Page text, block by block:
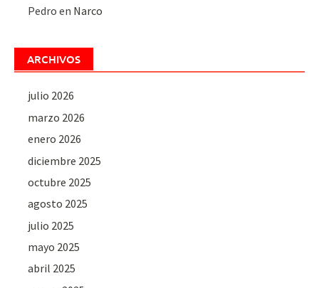
Pedro en Narco
ARCHIVOS
julio 2026
marzo 2026
enero 2026
diciembre 2025
octubre 2025
agosto 2025
julio 2025
mayo 2025
abril 2025